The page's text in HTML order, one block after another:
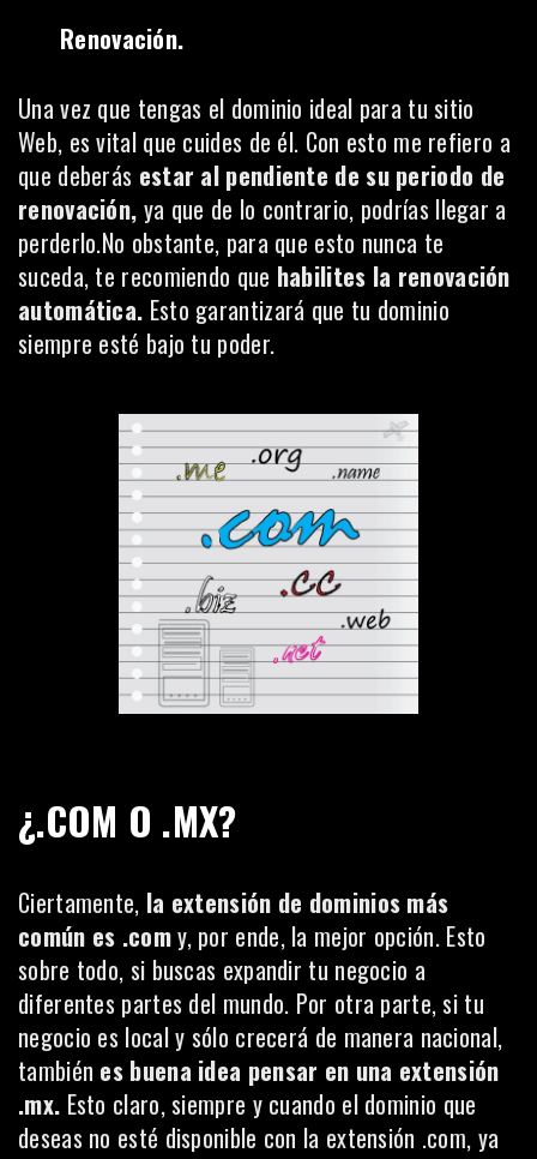
Renovación.
Una vez que tengas el dominio ideal para tu sitio
Web, es vital que cuides de él. Con esto me refiero a
que deberás estar al pendiente de su periodo de
renovación, ya que de lo contrario, podrías llegar a
perderlo.No obstante, para que esto nunca te
suceda, te recomiendo que habilites la renovación
automática. Esto garantizará que tu dominio
siempre esté bajo tu poder.
¿.COM O .MX?
Ciertamente, la extensión de dominios más
común es .comy, por ende, la mejor opción. Esto
sobre todo, si buscas expandir tu negocio a
diferentes partes del mundo. Por otra parte, si tu
negocio es local y sólo crecerá de manera nacional,
también es buena idea pensar en una extensión
.mx. Esto claro, siempre y cuando el dominio que
deseas no esté disponible con la extensión .com, ya